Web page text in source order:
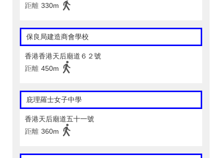
距離 330m
保良局建造商會學校
香港香港天后廟道６２號
距離 450m
庇理羅士女子中學
香港天后廟道五十一號
距離 360m